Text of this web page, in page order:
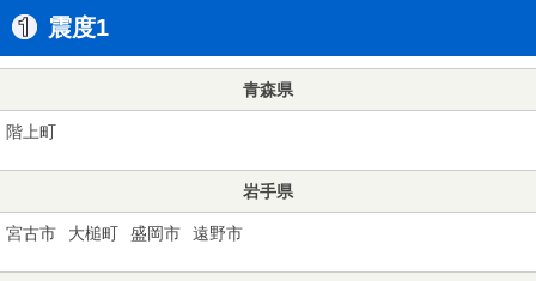
震度1
青森県
階上町
岩手県
宮古市 大槌町 盛岡市 遠野市